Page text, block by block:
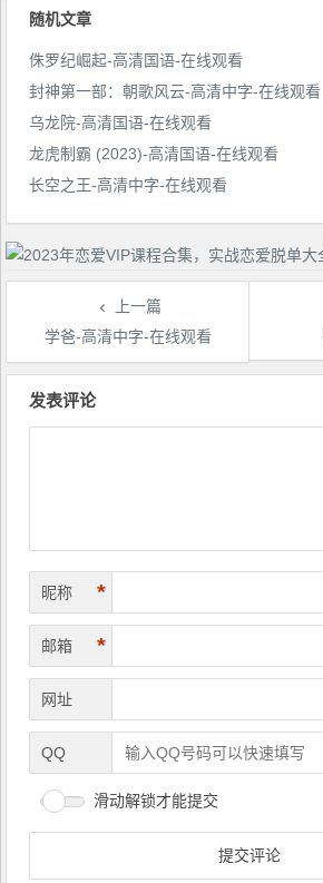
随机文章
侏罗纪崛起-高清国语-在线观看
封神第一部：朝歌风云-高清中字-在线观看
乌龙院-高清国语-在线观看
龙虎制霸 (2023)-高清国语-在线观看
长空之王-高清中字-在线观看
上一篇
学爸-高清中字-在线观看
文
发表评论
昵称 *
邮箱 *
网址
QQ
滑动解锁才能提交